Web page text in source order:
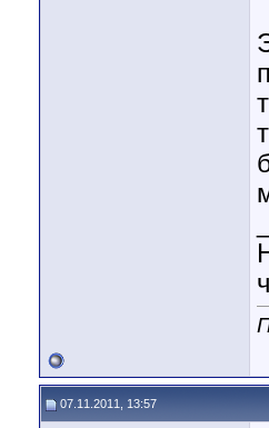
07.11.2011, 13:57